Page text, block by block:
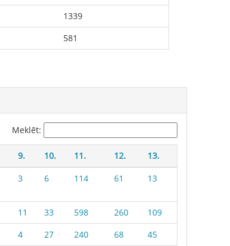
1339
581
Meklēt:
9. 10. 11. 12.
13.
3 6 114 61 13
11 33 598 260
109
4 27 240 68
45